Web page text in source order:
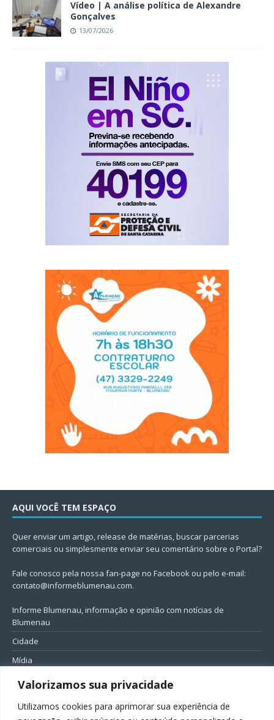
Valorizamos sua privacidade
Utilizamos cookies para aprimorar sua experiência de
Vídeo | A análise política de Alexandre
Gonçalves
13/07/2026
AQUI VOCÊ TEM ESPAÇO
Quer enviar um artigo, release de matérias, buscar parcerias
comerciais ou simplesmente enviar seu comentário sobre o Portal?
Fale conosco pela nossa fan-page no Facebook ou pelo e-mail:
contato@informeblumenau.com.
Informe Blumenau, informação e opinião com notícias de
Blumenau
Cidade
Mídia
Entretenimento
Política